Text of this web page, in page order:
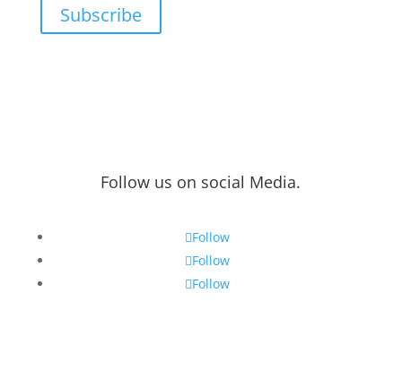
Subscribe
Follow us on social Media.
Follow
Follow
Follow